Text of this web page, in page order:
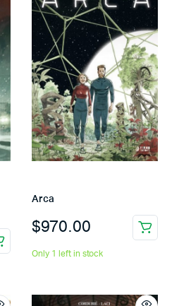
Arca
$970.00
Only 1 left in stock